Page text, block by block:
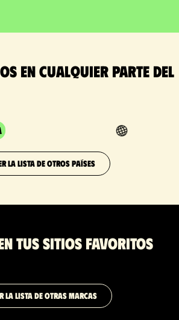
en cualquier parte del
LA LISTA DE OTROS PAÍSES
tus sitios favoritos
LA LISTA DE OTRAS MARCAS